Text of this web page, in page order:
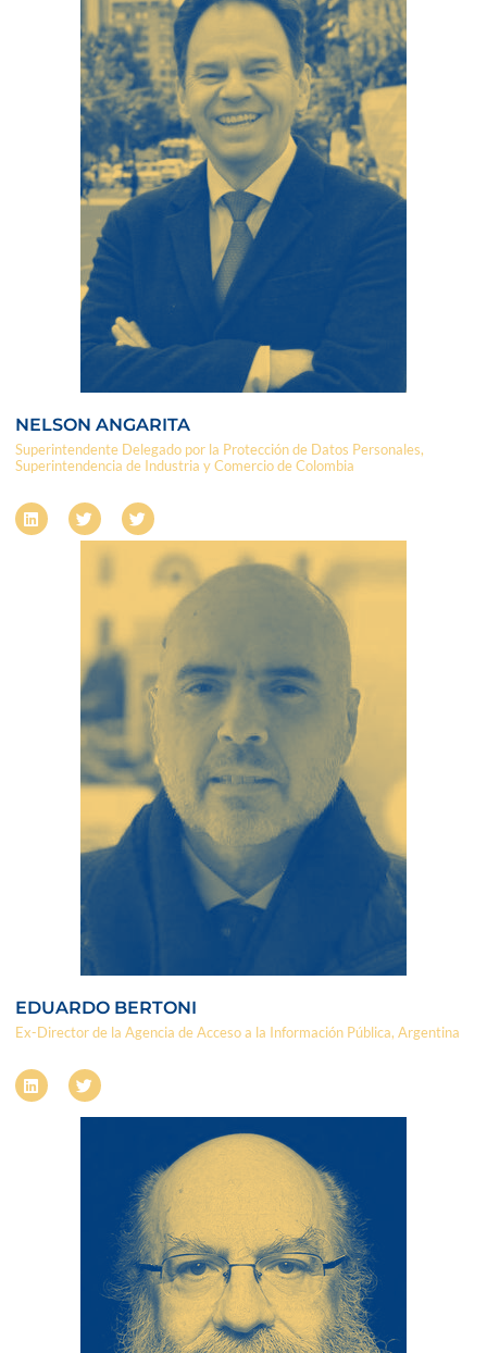
NELSON ANGARITA
Superintendente Delegado por la Protección de Datos Personales,
Superintendencia de Industria y Comercio de Colombia
EDUARDO BERTONI
Ex-Director de la Agencia de Acceso a la Información Pública, Argentina